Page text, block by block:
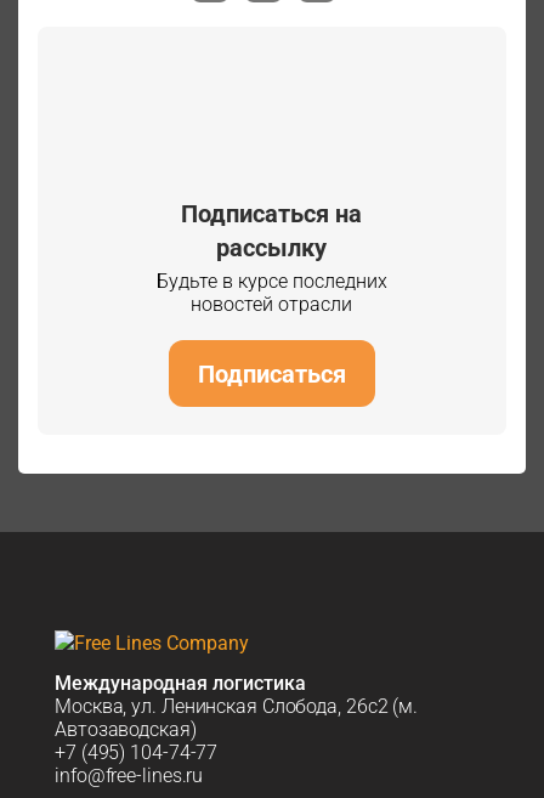
Подписаться на
рассылку
Будьте в курсе последних
новостей отрасли
Подписаться
Международная логистика
Москва, ул. Ленинская Слобода, 26с2 (м.
Автозаводская)
+7 (495) 104-74-77
info@free-lines.ru